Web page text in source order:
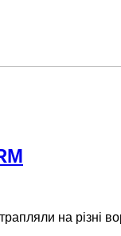
на різні